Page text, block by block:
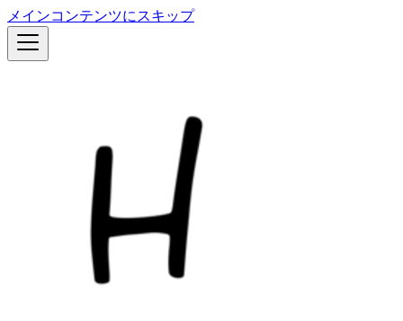
メインコンテンツにスキップ